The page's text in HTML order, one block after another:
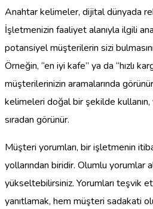
Anahtar kelimeler, dijital dünyada
İşletmenizin faaliyet alanıyla ilgili
potansiyel müşterilerin sizi
Örneğin, “en iyi kafe” ya da “hızlı
müşterilerinizin aramalarında
kelimeleri doğal bir şekilde
sıradan görünür.
Müşteri yorumları, bir işletmenin
yollarından biridir. Olumlu yorumlar
yükseltebilirsiniz. Yorumları teşvik
yanıtlamak, hem müşteri sadakati